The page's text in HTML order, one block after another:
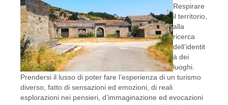
Respirare
il territorio,
alla
ricerca
dell’identit
à dei
luoghi.
Prendersi il lusso di poter fare l’esperienza di un turismo
diverso, fatto di sensazioni ed emozioni, di reali
esplorazioni nei pensieri, d’immaginazione ed evocazioni